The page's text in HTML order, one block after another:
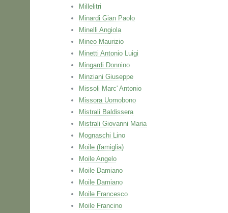
Millelitri
Minardi Gian Paolo
Minelli Angiola
Mineo Maurizio
Minetti Antonio Luigi
Mingardi Donnino
Minziani Giuseppe
Missoli Marc' Antonio
Missora Uomobono
Mistrali Baldissera
Mistrali Giovanni Maria
Mognaschi Lino
Moile (famiglia)
Moile Angelo
Moile Damiano
Moile Damiano
Moile Francesco
Moile Francino